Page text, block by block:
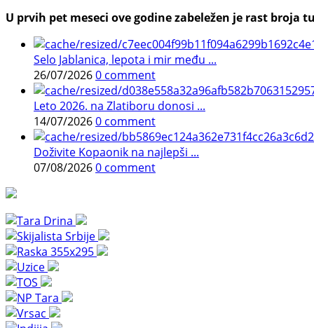
U prvih pet meseci ove godine zabeležen je rast
Selo Jablanica, lepota i mir među ...
26/07/20260 comment
Leto 2026. na Zlatiboru donosi ...
14/07/20260 comment
Doživite Kopaonik na najlepši ...
07/08/20260 comment